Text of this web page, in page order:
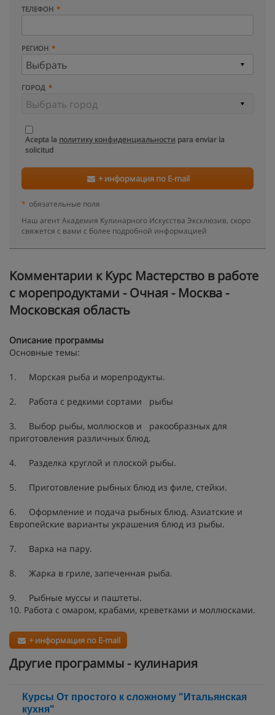
ТЕЛЕФОН
РЕГИОН
ГОРОД
Acepta la политику конфиденциальности para enviar la
solicitud
+ информация по E-mail
* обязательные поля
Наш агент Академия Кулинарного Искусства Эксклюзив, скоро
свяжется с вами с более подробной информацией
Kомментарии к Курс Мастерство в работе
с морепродуктами - Очная - Москва -
Московская область
Описание программы
Основные темы:
1. Морская рыба и морепродукты.
2. Работа с редкими сортами рыбы
3. Выбор рыбы, моллюсков и ракообразных для
приготовления различных блюд.
4. Разделка круглой и плоской рыбы.
5. Приготовление рыбных блюд из филе, стейки.
6. Оформление и подача рыбных блюд. Азиатские и
Европейские варианты украшения блюд из рыбы.
7. Варка на пару.
8. Жарка в гриле, запеченная рыба.
9. Рыбные муссы и паштеты.
10. Работа с омаром, крабами, креветками и моллюсками.
+ информация по E-mail
Другие программы - кулинария
Курсы От простого к сложному "Итальянская
кухня"